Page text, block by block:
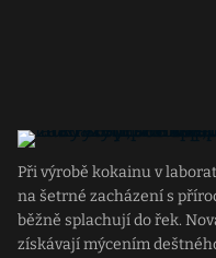
Při výrobě kokainu v
na šetrné zacházení s
běžně splachují do řek.
získávají mýcením